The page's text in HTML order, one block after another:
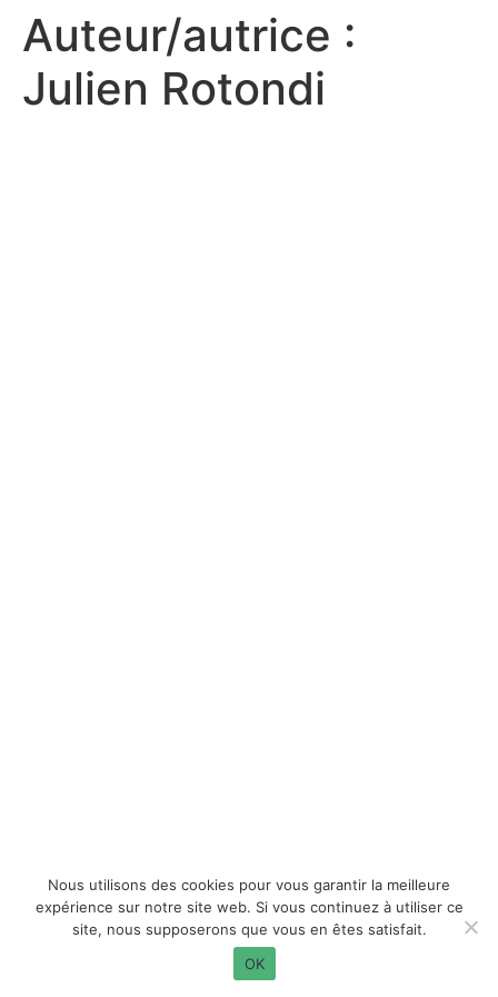
Auteur/autrice :
Julien Rotondi
Nous utilisons des cookies pour vous garantir la meilleure
expérience sur notre site web. Si vous continuez à utiliser ce
site, nous supposerons que vous en êtes satisfait.
OK